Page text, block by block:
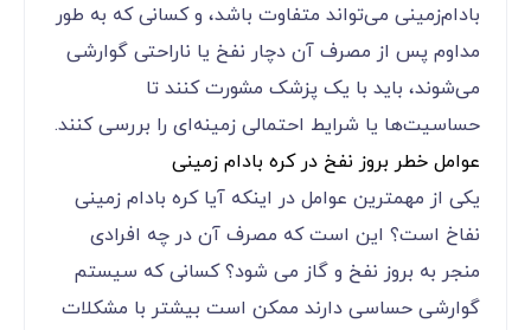
بادام‌زمینی می‌تواند متفاوت باشد، و کسانی که به طور
مداوم پس از مصرف آن دچار نفخ یا ناراحتی گوارشی
می‌شوند، باید با یک پزشک مشورت کنند تا
حساسیت‌ها یا شرایط احتمالی زمینه‌ای را بررسی کنند.
عوامل خطر بروز نفخ در کره بادام زمینی
یکی از مهمترین عوامل در اینکه آیا کره بادام زمینی
نفاخ است؟ این است که مصرف آن در چه افرادی
منجر به بروز نفخ و گاز می شود؟ کسانی که سیستم
گوارشی حساسی دارند ممکن است بیشتر با مشکلات